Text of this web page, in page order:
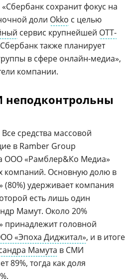
сохранит фокус на
доли Okko с целью
сервис крупнейшей ОТТ-
также планирует
в сфере онлайн-медиа»,
компании.
неподконтрольны
средства массовой
в Ramber Group
ООО «Рамблер&Ко Медиа»
компаний. Основную долю в
удерживает компания
есть лишь один
Мамут. Около 20%
принадлежит головной
«Эпоха Диджитал», и в итоге
Мамута в СМИ
89%, тогда как доля